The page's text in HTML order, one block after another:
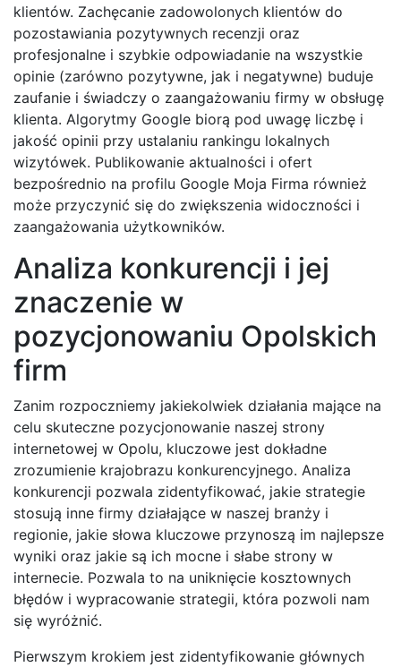
klientów. Zachęcanie zadowolonych klientów do
pozostawiania pozytywnych recenzji oraz
profesjonalne i szybkie odpowiadanie na wszystkie
opinie (zarówno pozytywne, jak i negatywne) buduje
zaufanie i świadczy o zaangażowaniu firmy w obsługę
klienta. Algorytmy Google biorą pod uwagę liczbę i
jakość opinii przy ustalaniu rankingu lokalnych
wizytówek. Publikowanie aktualności i ofert
bezpośrednio na profilu Google Moja Firma również
może przyczynić się do zwiększenia widoczności i
zaangażowania użytkowników.
Analiza konkurencji i jej
znaczenie w
pozycjonowaniu Opolskich
firm
Zanim rozpoczniemy jakiekolwiek działania mające na
celu skuteczne pozycjonowanie naszej strony
internetowej w Opolu, kluczowe jest dokładne
zrozumienie krajobrazu konkurencyjnego. Analiza
konkurencji pozwala zidentyfikować, jakie strategie
stosują inne firmy działające w naszej branży i
regionie, jakie słowa kluczowe przynoszą im najlepsze
wyniki oraz jakie są ich mocne i słabe strony w
internecie. Pozwala to na uniknięcie kosztownych
błędów i wypracowanie strategii, która pozwoli nam
się wyróżnić.
Pierwszym krokiem jest zidentyfikowanie głównych